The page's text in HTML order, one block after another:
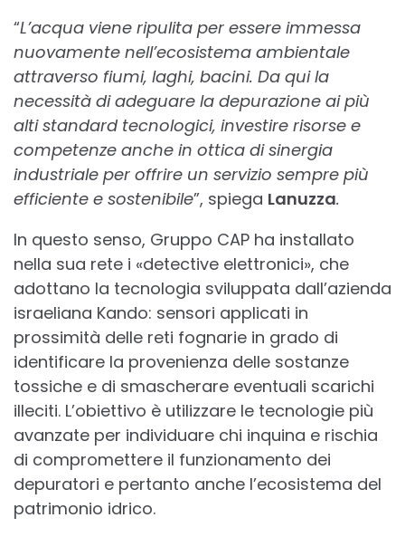
“L’acqua viene ripulita per essere immessa
nuovamente nell’ecosistema ambientale
attraverso fiumi, laghi, bacini. Da qui la
necessità di adeguare la depurazione ai più
alti standard tecnologici, investire risorse e
competenze anche in ottica di sinergia
industriale per offrire un servizio sempre più
efficiente e sostenibile”, spiega Lanuzza.
In questo senso, Gruppo CAP ha installato
nella sua rete i «detective elettronici», che
adottano la tecnologia sviluppata dall’azienda
israeliana Kando: sensori applicati in
prossimità delle reti fognarie in grado di
identificare la provenienza delle sostanze
tossiche e di smascherare eventuali scarichi
illeciti. L’obiettivo è utilizzare le tecnologie più
avanzate per individuare chi inquina e rischia
di compromettere il funzionamento dei
depuratori e pertanto anche l’ecosistema del
patrimonio idrico.